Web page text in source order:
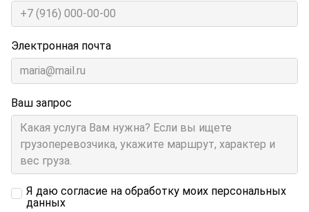
Электронная почта
Ваш запрос
Я даю согласие на обработку моих персональных
данных